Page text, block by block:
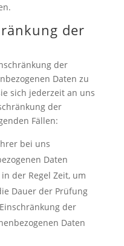
der
der
Daten zu
sich jederzeit an uns
der
Fällen:
bei uns
Daten
der Regel Zeit, um
Dauer der Prüfung
der
Daten